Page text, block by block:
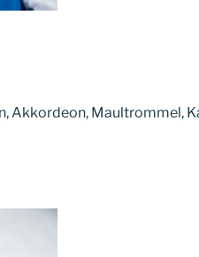
Akkordeon, Maultrommel,